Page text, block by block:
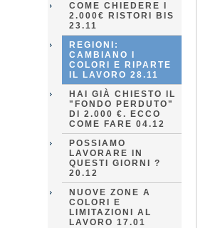
COME CHIEDERE I
2.000€ RISTORI BIS
23.11
REGIONI:
CAMBIANO I
COLORI E RIPARTE
IL LAVORO 28.11
HAI GIÀ CHIESTO IL
"FONDO PERDUTO"
DI 2.000 €. ECCO
COME FARE 04.12
POSSIAMO
LAVORARE IN
QUESTI GIORNI ?
20.12
NUOVE ZONE A
COLORI E
LIMITAZIONI AL
LAVORO 17.01